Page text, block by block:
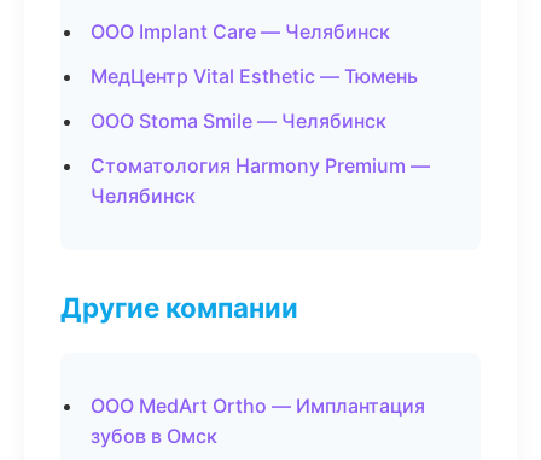
ООО Implant Care — Челябинск
МедЦентр Vital Esthetic — Тюмень
ООО Stoma Smile — Челябинск
Стоматология Harmony Premium —
Челябинск
Другие компании
ООО MedArt Ortho — Имплантация
зубов в Омск